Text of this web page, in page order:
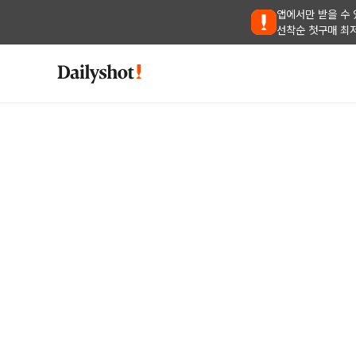
앱에서만 받을 수
선착순 첫구매 최